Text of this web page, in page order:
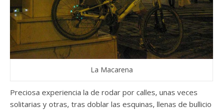
La Macarena
Preciosa experiencia la de rodar por calles, unas veces
solitarias y otras, tras doblar las esquinas, llenas de bullicio